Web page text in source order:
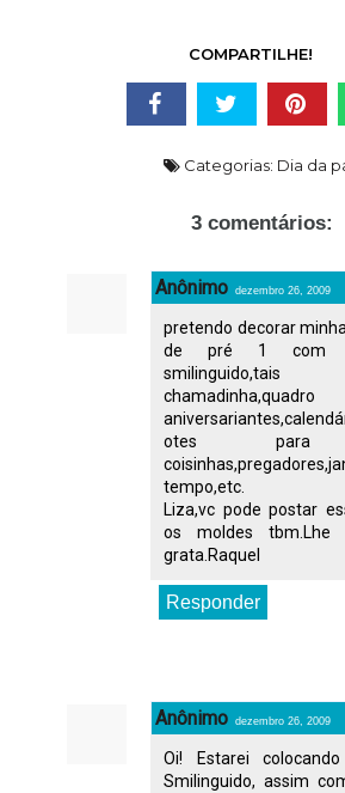
COMPARTILHE!
Categorias: Dia da
3 comentários:
Anônimo dezembro 26, 2009
pretendo decorar
de pré 1 com
otes para
tempo,etc.
Liza,vc pode postar
os moldes tbm.Lhe
grata.Raquel
Responder
Anônimo dezembro 26, 2009
Oi! Estarei
Smilinguido, assim